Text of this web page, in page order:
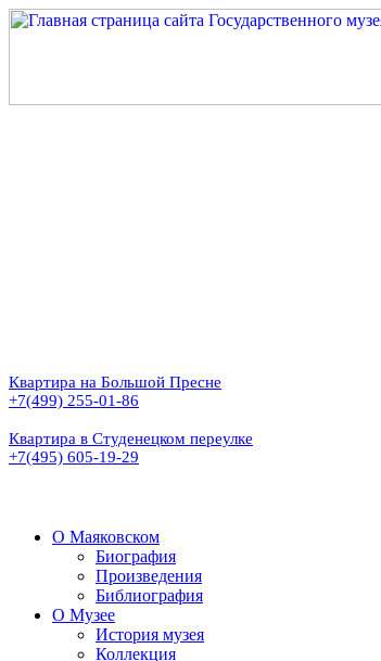
Квартира на Большой Пресне
+7(499) 255-01-86
Квартира в Студенецком переулке
+7(495) 605-19-29
О Маяковском
Биография
Произведения
Библиография
О Музее
История музея
Коллекция